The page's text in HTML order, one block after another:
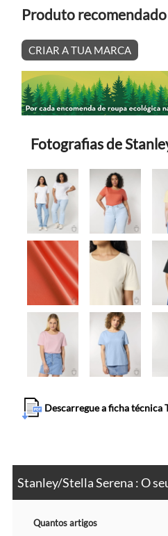
Produto
CRIAR A TUA MARCA
Fotografias de
Descarregue a ficha técnica
Stanley/Stella Serena : O
Quantos artigos